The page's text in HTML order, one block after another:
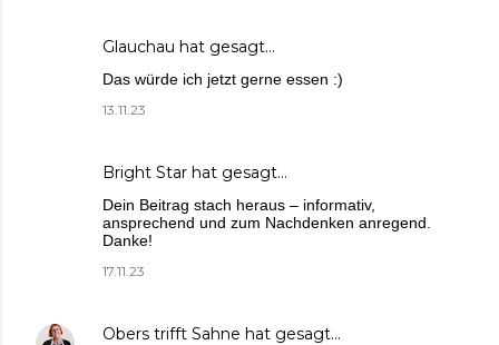
Glauchau hat gesagt…
Das würde ich jetzt gerne essen :)
13.11.23
Bright Star hat gesagt…
Dein Beitrag stach heraus – informativ,
ansprechend und zum Nachdenken anregend.
Danke!
17.11.23
Obers trifft Sahne hat gesagt…